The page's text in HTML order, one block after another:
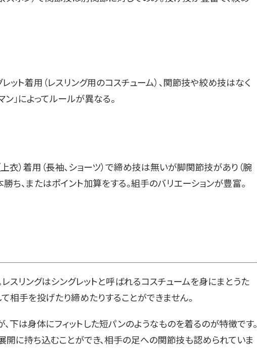
ット着用（レスリング用のコスチューム）、関節技や絞め技はなく
ン」によってルールが異なる。
上衣）着用（長袖、ショーツ）で締め技は無いが脚関節技があり（腕
ち、またはポイント加算をする。組手のバリエーションが豊富。
スリングはシングレットと呼ばれるコスチュームを身にまとうた
相手を投げたり締めたりすることができません。
下は身体にフィットした短パンのようなものを着るのが特徴です。
開に持ち込むことができ、相手の足への関節技も認められていま